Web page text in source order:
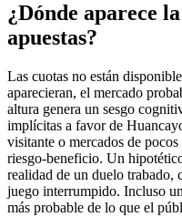
¿Dónde aparece
apuestas?
Las cuotas no están
aparecieran, el mercado
altura genera un sesgo
implícitas a favor de
visitante o mercados de
riesgo-beneficio. Un
realidad de un duelo trabado,
juego interrumpido. Incluso
más probable de lo que el